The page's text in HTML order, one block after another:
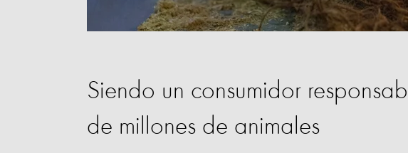
Siendo un consumidor
de millones de animales